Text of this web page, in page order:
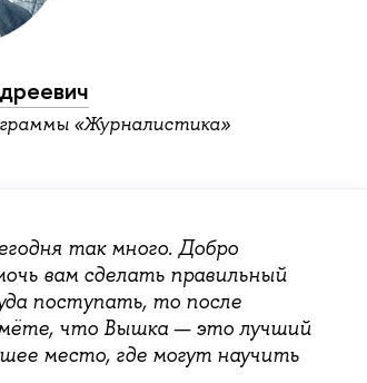
«Журналистика»
так много. Добро
вам сделать правильный
поступать, то после
что Вышка — это лучший
место, где могут научить